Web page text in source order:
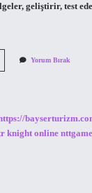
geliştirir, test
Yorum Bırak
knight online nttgame